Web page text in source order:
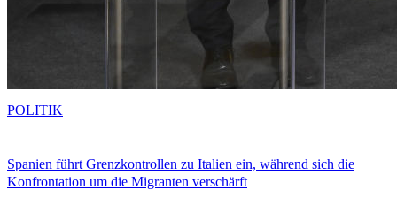
Spanien führt Grenzkontrollen zu Italien ein, während sich die
Konfrontation um die Migranten verschärft
POLITIK